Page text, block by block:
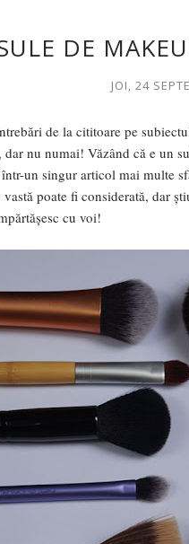
DE
JOI, 24
de la cititoare pe
dar nu numai! Văzând că e un
un singur articol mai multe
poate fi considerată, dar
cu voi!